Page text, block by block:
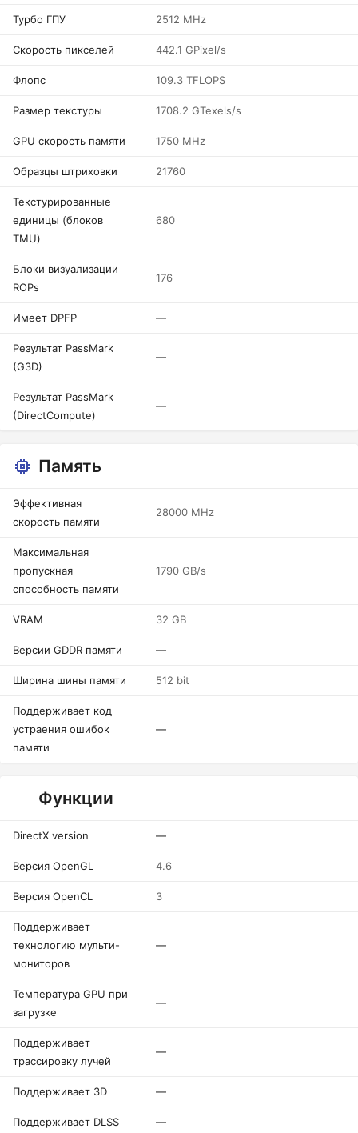
Турбо ГПУ 2512 MHz
Скорость пикселей 442.1 GPixel/s
Флопс 109.3 TFLOPS
Размер текстуры 1708.2 GTexels/s
GPU скорость памяти 1750 MHz
Образцы штриховки 21760
Текстурированные
единицы (блоков
TMU)
680
Блоки визуализации
ROPs
176
Имеет DPFP —
Результат PassMark
(G3D)
—
Результат PassMark
(DirectCompute)
—
Память
Эффективная
скорость памяти
28000 MHz
Максимальная
пропускная
способность памяти
1790 GB/s
VRAM 32 GB
Версии GDDR памяти —
Ширина шины памяти 512 bit
Поддерживает код
устраения ошибок
памяти
—
Функции
DirectX version —
Версия OpenGL 4.6
Версия OpenCL 3
Поддерживает
технологию мульти-
мониторов
—
Температура GPU при
загрузке
—
Поддерживает
трассировку лучей
—
Поддерживает 3D —
Поддерживает DLSS —